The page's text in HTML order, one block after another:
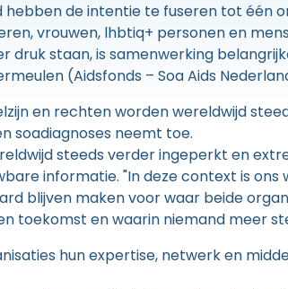
hebben de intentie te fuseren tot
vrouwen, lhbtiq+ personen en
staan, is samenwerking
(Aidsfonds – Soa Aids
en rechten worden wereldwijd
soadiagnoses neemt toe.
steeds verder ingeperkt en
informatie. "In deze context is ons
blijven maken voor waar beide
toekomst en waarin niemand meer
hun expertise, netwerk en